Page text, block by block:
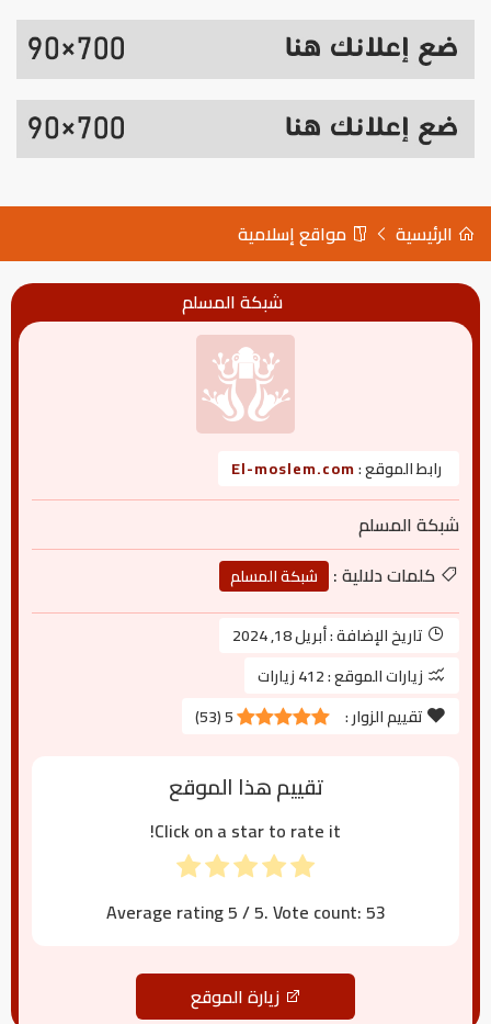
الرئيسية مواقع إسلامية
شبكة المسلم
رابط الموقع :El-moslem.com
شبكة المسلم
كلمات دلالية :
شبكة المسلم
تاريخ الإضافة :أبريل 18, 2024
زيارات الموقع :412 زيارات
تقييم الزوار :
5
(
53
)
تقييم هذا الموقع
Click on a star to rate it!
Average rating5/ 5. Vote count:53
زيارة الموقع